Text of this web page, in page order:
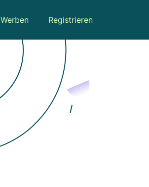
Werben Registrieren